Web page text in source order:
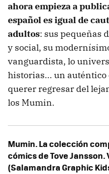
ahora empieza a
español es igual de
adultos: sus pequeñas
y social, su
vanguardista, lo
historias... un auténtico
querer regresar del
los Mumin.
Mumin. La colección
cómics de Tove Jansson.
(Salamandra Graphic